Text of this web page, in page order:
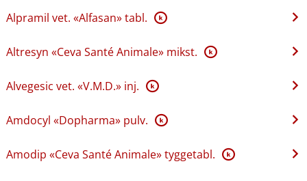
Alpramil vet. «Alfasan» tabl. K
Altresyn «Ceva Santé Animale» mikst. K
Alvegesic vet. «V.M.D.» inj. K
Amdocyl «Dopharma» pulv. K
Amodip «Ceva Santé Animale» tyggetabl. K